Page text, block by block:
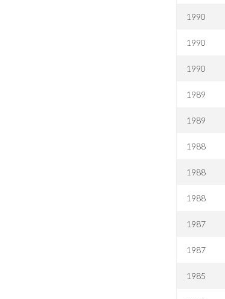
1990
1990
1990
1989
1989
1988
1988
1988
1987
1987
1985